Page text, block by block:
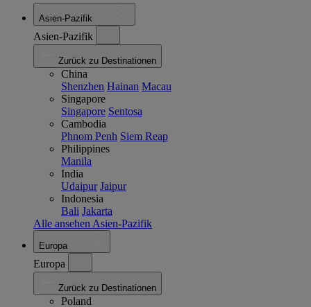
Asien-Pazifik
Asien-Pazifik
Zurück zu Destinationen
China
Shenzhen Hainan Macau
Singapore
Singapore Sentosa
Cambodia
Phnom Penh Siem Reap
Philippines
Manila
India
Udaipur Jaipur
Indonesia
Bali Jakarta
Alle ansehen Asien-Pazifik
Europa
Europa
Zurück zu Destinationen
Poland